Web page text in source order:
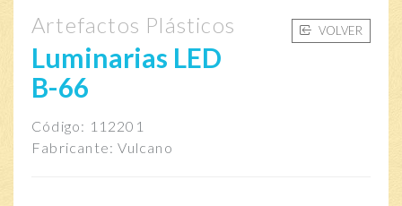
Artefactos Plásticos VOLVER
Luminarias LED
B-66
Código: 112201
Fabricante: Vulcano